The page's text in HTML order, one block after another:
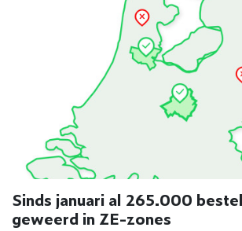
Sinds januari al 265.000
geweerd in ZE-zones